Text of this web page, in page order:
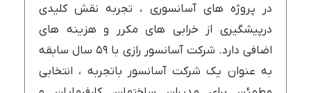
در پروژه های آسانسوری ، تجربه نقش کلیدی
درپیشگیری از خرابی های مکرر و هزینه های
اضافی دارد. شرکت آسانسور رازی با ۵۹ سال سابقه
به عنوان یک شرکت آسانسور باتجربه ، انتخابی